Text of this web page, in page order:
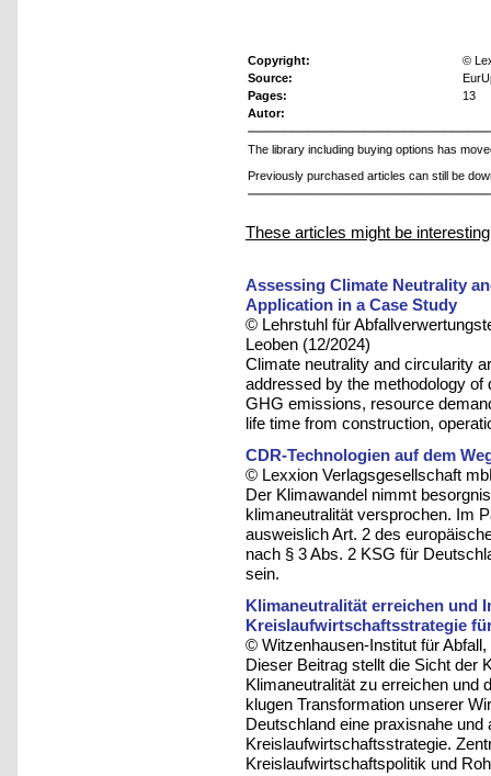
Copyright:
©
Source:
Pages:
13
Autor:
The library including buying options has
Previously purchased articles can still be
These articles might be
Assessing Climate Neutrality
Application in a Case Study
© Lehrstuhl für
Leoben (12/2024)
Climate neutrality and circularity
addressed by the methodology
GHG emissions, resource
life time from construction,
CDR-Technologien auf dem
© Lexxion Verlagsgesellschaft
Der Klimawandel nimmt
klimaneutralität versprochen. Im
ausweislich Art. 2 des
nach § 3 Abs. 2 KSG für
sein.
Klimaneutralität erreichen und
Kreislaufwirtschaftsstrategie
© Witzenhausen-Institut für
Dieser Beitrag stellt die Sicht der
Klimaneutralität zu erreichen und
klugen Transformation unserer
Deutschland eine praxisnahe und
Kreislaufwirtschaftsstrategie.
Kreislaufwirtschaftspolitik und